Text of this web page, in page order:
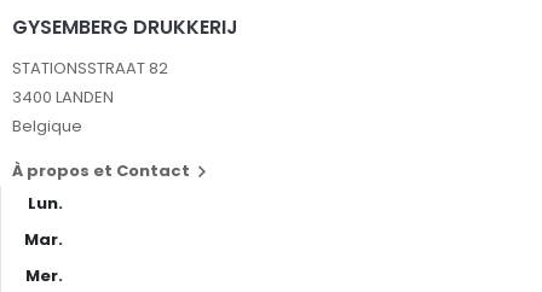
GYSEMBERG DRUKKERIJ
STATIONSSTRAAT 82
3400 LANDEN
Belgique
À propos et Contact 
Lun.
Mar.
Mer.